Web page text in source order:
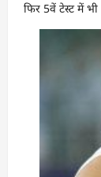
फिर 5वें टेस्ट में